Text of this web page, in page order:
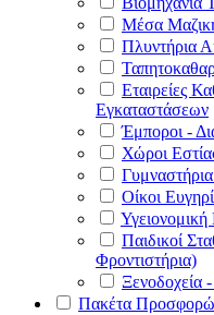
Μέσα
Πλυντήρια
Εταιρείες
Εγκαταστάσεων
Έμποροι -
Χώροι
Οίκοι
Παιδικοί
Φροντιστήρια)
Ξενοδοχεία
Πακέτα